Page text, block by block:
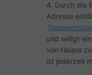
4. Durch die
Adresse
und willigt
von Halara
ist jederzeit